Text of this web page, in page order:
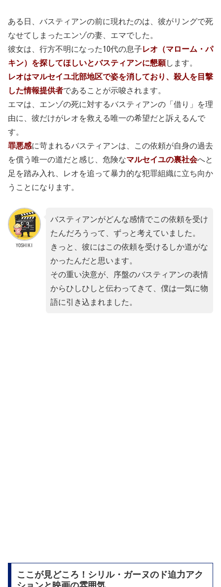
ある日、バスティアンの前に現れたのは、彼がリングで死
なせてしまったエンゾの妻、エマでした。
彼女は、行方不明になった10代の息子レオ（マローム・パ
キン）を探してほしいとバスティアンに懇願します。
レオはマルセイユ北部地区で姿を消しており、殺人を目撃
した情報提供者であることが示唆されます。
エマは、エンゾの死に対するバスティアンの「借り」を理
由に、彼だけがレオを救える唯一の希望だと訴えるんで
す。
罪悪感に苛まれるバスティアンは、この依頼が自身の過去
を償う唯一の道だと感じ、危険なマルセイユの裏社会へと
足を踏み入れ、レオを追って暴力的な犯罪組織に立ち向か
うことになります。
YOSHIKI
バスティアンがどんな感情でこの依頼を受け
たんだろうって、ずっと考えていました。
きっと、彼にはこの依頼を受けるしか道がな
かったんだと思います。
その重い決意が、序盤のバスティアンの表情
からひしひしと伝わってきて、僕は一気に物
語に引き込まれました。
ここが見どころ！シリル・ガーヌのド迫力アク
ションと映画の雰囲気